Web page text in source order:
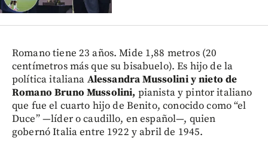
Romano tiene 23 años. Mide 1,88 metros (20
centímetros más que su bisabuelo). Es hijo de la
política italiana Alessandra Mussolini y nieto de
Romano Bruno Mussolini, pianista y pintor italiano
que fue el cuarto hijo de Benito, conocido como “el
Duce” —líder o caudillo, en español—, quien
gobernó Italia entre 1922 y abril de 1945.